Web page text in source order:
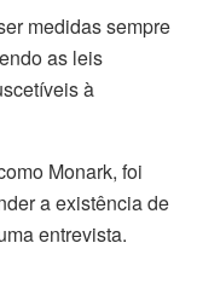
medidas sempre
as leis
à
Monark, foi
a existência de
entrevista.